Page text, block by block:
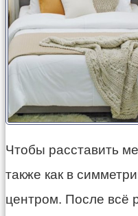
Чтобы расставить
также как в
центром. После всё